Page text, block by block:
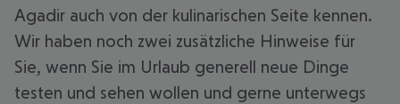
Agadir auch von der kulinarischen Seite kennen.
Wir haben noch zwei zusätzliche Hinweise für
Sie, wenn Sie im Urlaub generell neue Dinge
testen und sehen wollen und gerne unterwegs